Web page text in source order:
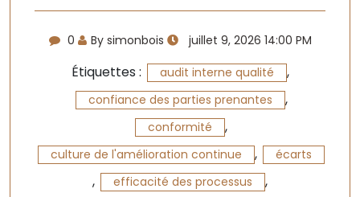
0 By simonbois juillet 9, 2026 14:00 PM
Étiquettes : audit interne qualité ,
confiance des parties prenantes ,
conformité ,
culture de l'amélioration continue , écarts
, efficacité des processus ,